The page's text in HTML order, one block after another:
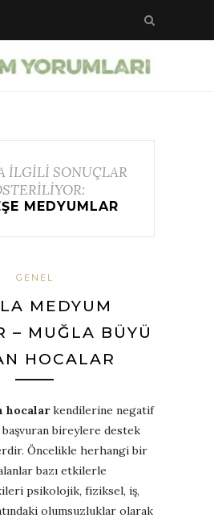
İLGİLİ SONUÇLAR
MEDYUMLAR
GENEL
MEDYUM
– MUĞLA BÜYÜ
HOCALAR
hocalarkendilerine negatif
bireylere destek
Öncelikle herhangi bir
bazı etkilerle
psikolojik, fiziksel, iş,
olumsuzluklar olarak